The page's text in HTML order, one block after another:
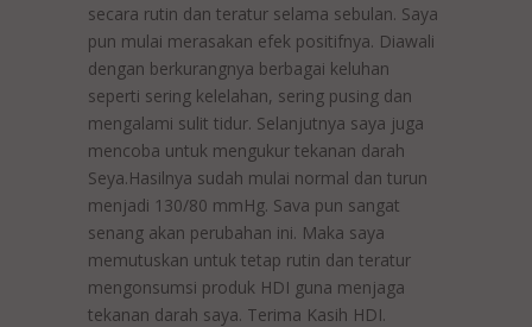
secara rutin dan teratur selama sebulan. Saya
pun mulai merasakan efek positifnya. Diawali
dengan berkurangnya berbagai keluhan
seperti sering kelelahan, sering pusing dan
mengalami sulit tidur. Selanjutnya saya juga
mencoba untuk mengukur tekanan darah
Seya.Hasilnya sudah mulai normal dan turun
menjadi 130/80 mmHg. Sava pun sangat
senang akan perubahan ini. Maka saya
memutuskan untuk tetap rutin dan teratur
mengonsumsi produk HDI guna menjaga
tekanan darah saya. Terima Kasih HDI.